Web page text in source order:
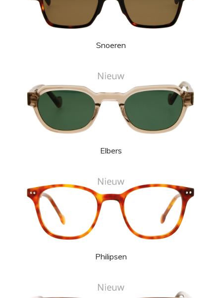
Snoeren
Elbers
Philipsen